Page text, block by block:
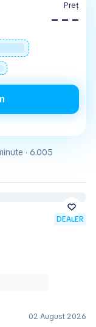
Preț
– – –
· 6.005
DEALER
02 August 2026